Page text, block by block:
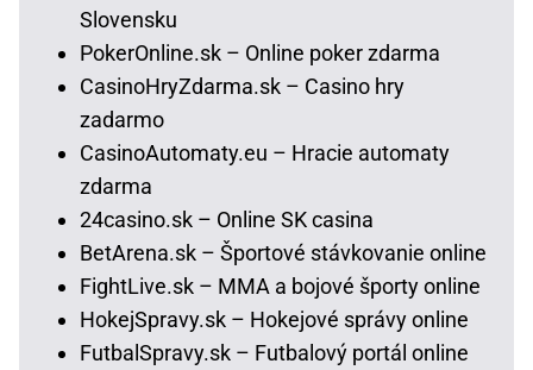
Slovensku
PokerOnline.sk – Online poker zdarma
CasinoHryZdarma.sk – Casino hry
zadarmo
CasinoAutomaty.eu – Hracie automaty
zdarma
24casino.sk – Online SK casina
BetArena.sk – Športové stávkovanie online
FightLive.sk – MMA a bojové športy online
HokejSpravy.sk – Hokejové správy online
FutbalSpravy.sk – Futbalový portál online